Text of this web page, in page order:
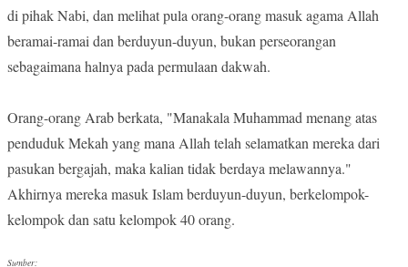
di pihak Nabi, dan melihat pula orang-orang masuk agama Allah
beramai-ramai dan berduyun-duyun, bukan perseorangan
sebagaimana halnya pada permulaan dakwah.
Orang-orang Arab berkata, "Manakala Muhammad menang atas
penduduk Mekah yang mana Allah telah selamatkan mereka dari
pasukan bergajah, maka kalian tidak berdaya melawannya."
Akhirnya mereka masuk Islam berduyun-duyun, berkelompok-
kelompok dan satu kelompok 40 orang.
Sumber: